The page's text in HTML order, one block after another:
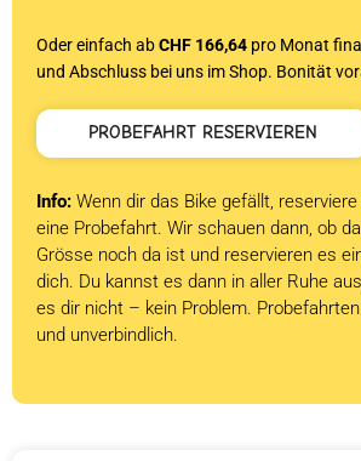
Oder einfach abCHF 166,64 pro Monat
und Abschluss bei uns im Shop. Bonität
PROBEFAHRT RESERVIEREN
Info: Wenn dir das Bike gefällt,
eine Probefahrt. Wir schauen dann, ob
Grösse noch da ist und reservieren es
dich. Du kannst es dann in aller Ruhe
es dir nicht – kein Problem.
und unverbindlich.